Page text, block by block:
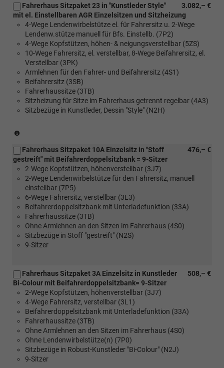
Verbindung
mit
[FM4]
Trimlevel
Style
für
Transporter)
3.082,– €
Fahrerhaus Sitzpaket 23 in "Kunstleder Style"
mit el. Einstellbaren AGR Einzelsitzen und Sitzheizung
4-Wege Lendenwirbelstütze el. für Fahrersitz u. 2-Wege
Lendenw.stütze manuell für Bfs. Einstellb. (7P2)
4-Wege Kopfstützen, höhen- & neigungsverstellbar (5ZS)
10-Wege Fahrersitz, el. verstellbar, 8-Wege Beifahrersitz, el.
Verstellbar (3PK)
Armlehnen für den Fahrer- und Beifahrersitz (4S1)
Beifahrersitz (3SB)
Fahrerhaussitze (3TB)
Sitzheizung für Sitze im Fahrerhaus getrennt regelbar (4A3)
Sitzbezüge in Kunstleder, Dessin "Style" (N2H)
Verbindung
mit
[FM4]
Trimlevel
Style
für
Transporter)
476,– €
Fahrerhaus Sitzpaket 10A Einzelsitz in "Stoff
gestreift" mit Beifahrerdoppelsitzbank = 9-Sitzer
2-Wege Kopfstützen, höhenverstellbar (3J7)
2-Wege Lendenwirbelstütze für den Fahrersitz, manuell
einstellbar (7P5)
6-Wege Fahrersitz, verstellbar (3L3)
Beifahrerdoppelsitzbank mit Unterladefunktion (33A)
Fahrerhaussitze (3TB)
Ohne Armlehnen an den Sitzen im Fahrerhaus (4S0)
Sitzbezüge in Stoff "gestreift" (N2S)
9-Sitzer
508,– €
Fahrerhaus Sitzpaket 3A Einzelsitz in Kunstleder
Bi-Colour mit Beifahrerdoppelsitzbank= 9-Sitzer
2-Wege Kopfstützen, höhenverstellbar (3J7)
4-Wege Fahrersitz, verstellbar (3L1)
Beifahrerdoppelsitzbank mit Unterladefunktion (33A)
Fahrerhaussitze (3TB)
Ohne Armlehnen an den Sitzen im Fahrerhaus (4S0)
Ohne Lendenwirbelstütze(n) (7P0)
Sitzbezüge in Robust-Kunstleder "Bi-Colour" (N2J)
9-Sitzer